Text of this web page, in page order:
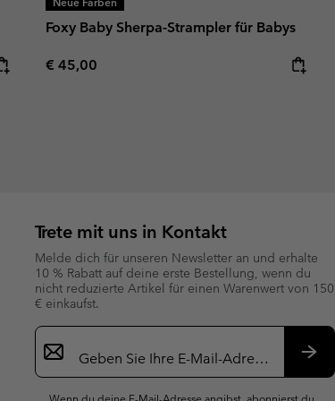
Foxy Baby Sherpa-Strampler für Babys
Regular price:
€ 45,00
Trete mit uns in Kontakt
Melde dich für unseren Newsletter an und erhalte
10 % Rabatt auf deine erste Bestellung, wenn du
nicht reduzierte Artikel für einen Warenwert von 150
€ einkaufst.
Newsletter-
Anmeldung